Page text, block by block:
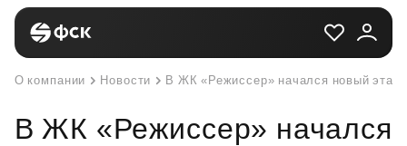
О компании Новости В ЖК «Режиссер» начался новый этап
В ЖК «Режиссер» начался